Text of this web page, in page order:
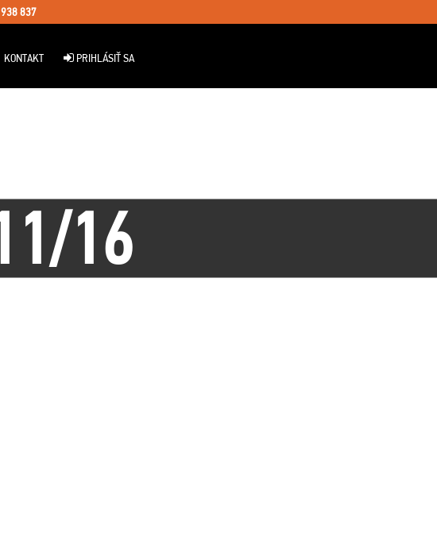
837
KONTAKT PRIHLÁSIŤ SA
16